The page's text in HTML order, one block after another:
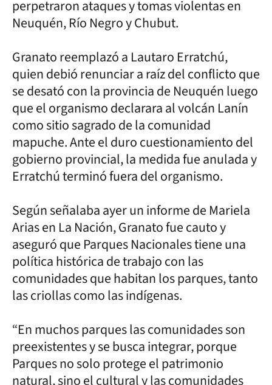
perpetraron ataques y tomas violentas en
Neuquén, Río Negro y Chubut.
Granato reemplazó a Lautaro Erratchú,
quien debió renunciar a raíz del conflicto que
se desató con la provincia de Neuquén luego
que el organismo declarara al volcán Lanín
como sitio sagrado de la comunidad
mapuche. Ante el duro cuestionamiento del
gobierno provincial, la medida fue anulada y
Erratchú terminó fuera del organismo.
Según señalaba ayer un informe de Mariela
Arias en La Nación, Granato fue cauto y
aseguró que Parques Nacionales tiene una
política histórica de trabajo con las
comunidades que habitan los parques, tanto
las criollas como las indígenas.
“En muchos parques las comunidades son
preexistentes y se busca integrar, porque
Parques no solo protege el patrimonio
natural, sino el cultural y las comunidades